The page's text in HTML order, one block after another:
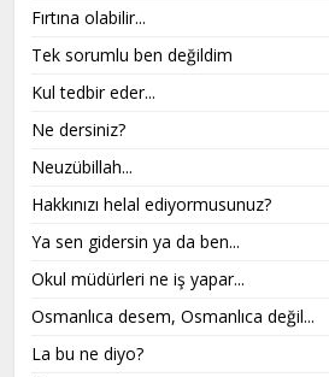
Fırtına olabilir...
Tek sorumlu ben değildim
Kul tedbir eder...
Ne dersiniz?
Neuzübillah...
Hakkınızı helal ediyormusunuz?
Ya sen gidersin ya da ben...
Okul müdürleri ne iş yapar...
Osmanlıca desem, Osmanlıca değil...
La bu ne diyo?